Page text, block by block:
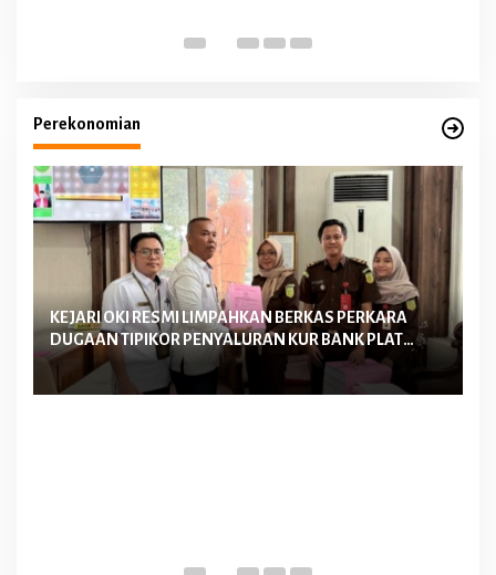
Perekonomian
KEJARI OKI RESMI LIMPAHKAN BERKAS PERKARA
DUGAAN TIPIKOR PENYALURAN KUR BANK PLAT
MERAH TAHUN 2022-2023 KE PENGADILAN TIPIKOR
PALEMBANG